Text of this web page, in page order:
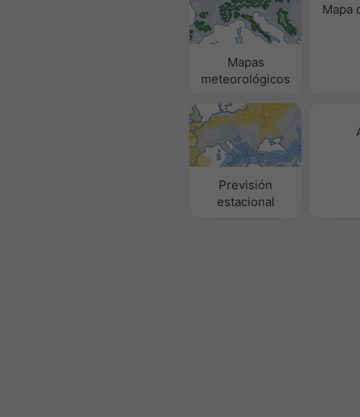
Mapas
meteorológicos
Mapa
Previsión
estacional